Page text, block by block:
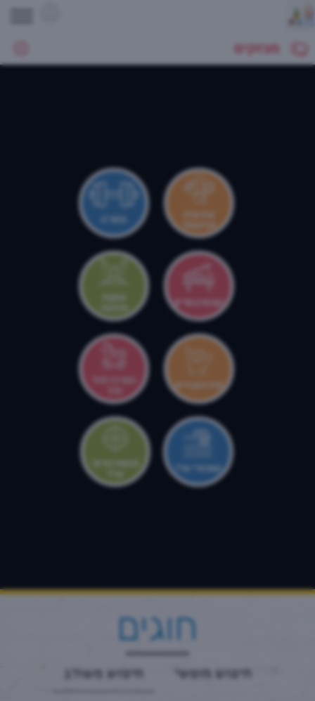
מבזקים
צהרונים
וקייטנות
ספורט
קונסרבטוריון
אמנות
מרכז צעירים
קאנטרי ערד
מטווח עירוני
חוגים
חיפוש חופשי חיפוש משולב